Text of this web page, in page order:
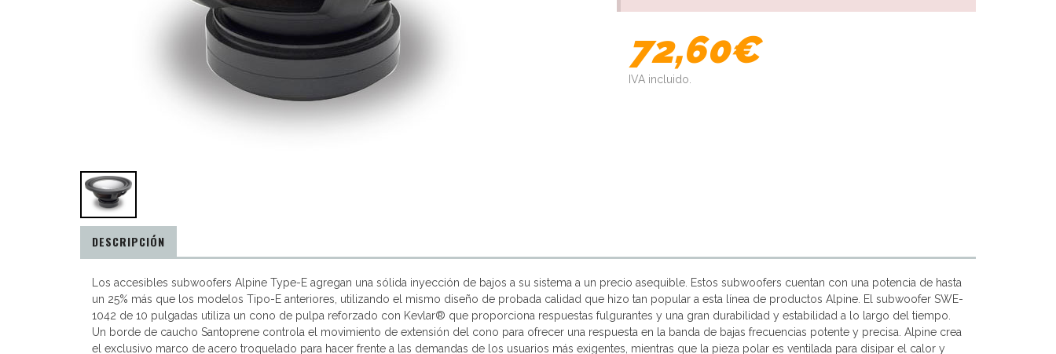
72,60€
IVA incluido.
DESCRIPCIÓN
Los accesibles subwoofers Alpine Type-E agregan una sólida inyección de bajos a su sistema a un precio asequible. Estos subwoofers cuentan con una potencia de hasta
un 25% más que los modelos Tipo-E anteriores, utilizando el mismo diseño de probada calidad que hizo tan popular a esta línea de productos Alpine. El subwoofer SWE-
1042 de 10 pulgadas utiliza un cono de pulpa reforzado con Kevlar® que proporciona respuestas fulgurantes y una gran durabilidad y estabilidad a lo largo del tiempo.
Un borde de caucho Santoprene controla el movimiento de extensión del cono para ofrecer una respuesta en la banda de bajas frecuencias potente y precisa. Alpine crea
el exclusivo marco de acero troquelado para hacer frente a las demandas de los usuarios más exigentes, mientras que la pieza polar es ventilada para disipar el calor y